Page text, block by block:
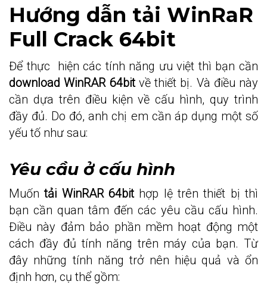
Hướng dẫn tải WinRaR
Full Crack 64bit
Để thực hiện các tính năng ưu việt thì bạn cần
download WinRAR 64bitvề thiết bị. Và điều này
cần dựa trên điều kiện về cấu hình, quy trình
đầy đủ. Do đó, anh chị em cần áp dụng một số
yếu tố như sau:
Yêu cầu ở cấu hình
Muốntải WinRAR 64bithợp lệ trên thiết bị thì
bạn cần quan tâm đến các yêu cầu cấu hình.
Điều này đảm bảo phần mềm hoạt động một
cách đầy đủ tính năng trên máy của bạn. Từ
đây những tính năng trở nên hiệu quả và ổn
định hơn, cụ thể gồm: